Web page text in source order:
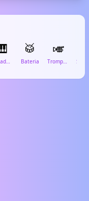
Teclado Musical
🥁
Bateria
🎺
Trompete